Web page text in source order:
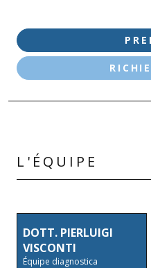
CASTIGLIONE D/S
DESENZANO D/G - LE
DESENZANO D/G - VIA
L'ÉQUIPE
DOTT. PIERLUIGI
VISCONTI
Équipe diagnostica